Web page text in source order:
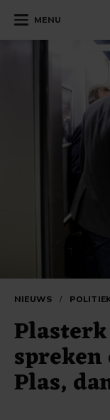
MENU
NIEUWS /
Plas,